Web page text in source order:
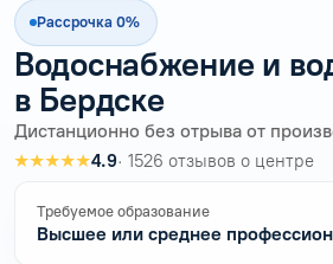
Рассрочка 0%
Водоснабжение и
в Бердске
Дистанционно без отрыва от
★★★★★4.9· 1526 отзывов о центре
Требуемое образование
Высшее или среднее